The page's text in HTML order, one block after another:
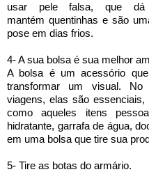
usar pele falsa, que
mantém quentinhas e são
pose em dias frios.
4- A sua bolsa é sua melhor
A bolsa é um acessório
transformar um visual. No
viagens, elas são
como aqueles itens
hidratante, garrafa de água,
em uma bolsa que tire sua
5- Tire as botas do armário.